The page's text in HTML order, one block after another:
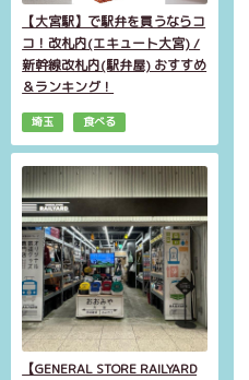
【大宮駅】で駅弁を買うならコ
コ！改札内(エキュート大宮) /
新幹線改札内(駅弁屋) おすすめ
＆ランキング！
埼玉 食べる
【GENERAL STORE RAILYARD